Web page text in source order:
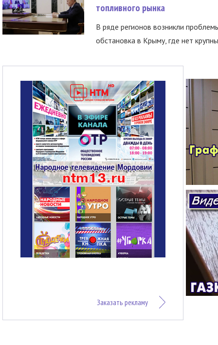
топливного рынка
В ряде регионов возникли
обстановка в Крыму, где нет
Заказать рекламу